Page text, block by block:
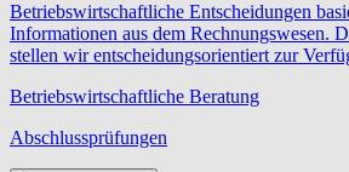
Betriebswirtschaftliche Entscheidungen
Informationen aus dem Rechnungswesen.
stellen wir entscheidungsorientiert zur
Betriebswirtschaftliche Beratung
Abschlussprüfungen